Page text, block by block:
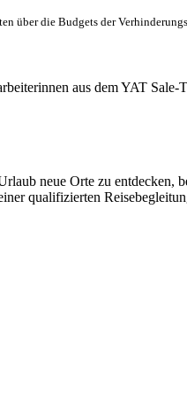
über die Budgets der
neue Orte zu entdecken,
qualifizierten